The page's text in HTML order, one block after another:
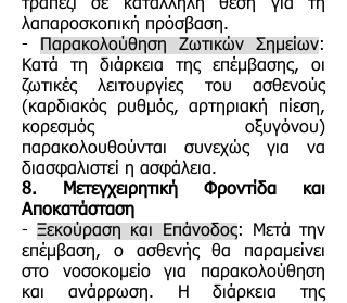
τραπέζι σε κατάλληλη θέση για τη
λαπαροσκοπική πρόσβαση.
-
Παρακολούθηση Ζωτικών Σημείων:
Κατά τη διάρκεια της επέμβασης, οι
ζωτικές λειτουργίες του ασθενούς
(καρδιακός ρυθμός, αρτηριακή πίεση,
κορεσμός οξυγόνου)
παρακολουθούνται συνεχώς για να
διασφαλιστεί η ασφάλεια.
8. Μετεγχειρητική Φροντίδα και
Αποκατάσταση
-Ξεκούραση και Επάνοδος: Μετά την
επέμβαση, ο ασθενής θα παραμείνει
στο νοσοκομείο για παρακολούθηση
και ανάρρωση. Η διάρκεια της